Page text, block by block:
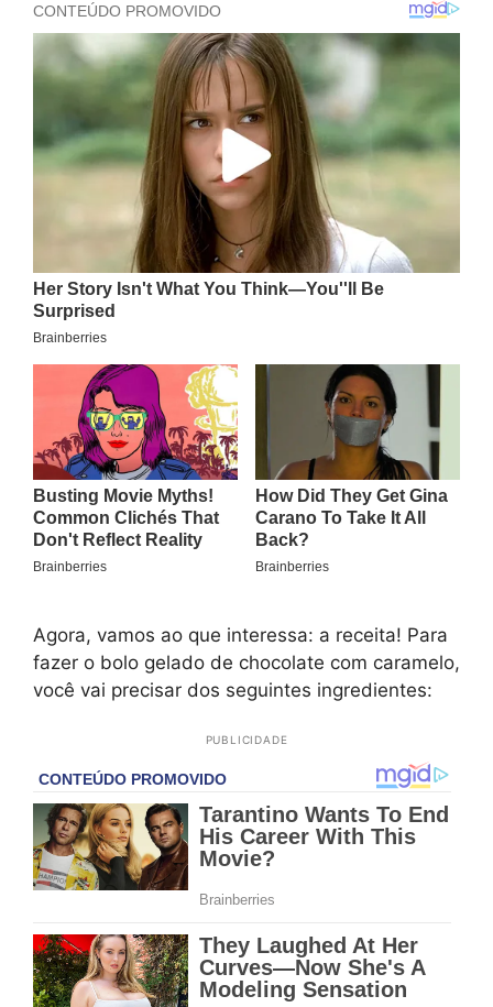
Agora, vamos ao que interessa: a receita! Para
fazer o bolo gelado de chocolate com caramelo,
você vai precisar dos seguintes ingredientes:
PUBLICIDADE